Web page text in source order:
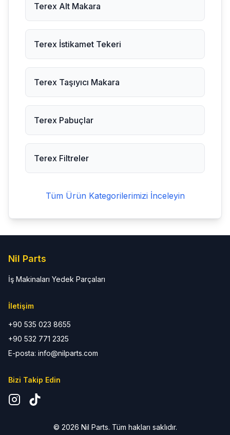
Terex Alt Makara
Terex İstikamet Tekeri
Terex Taşıyıcı Makara
Terex Pabuçlar
Terex Filtreler
Tüm Ürün Kategorilerimizi İnceleyin
Nil Parts
İş Makinaları Yedek Parçaları
İletişim
+90 535 023 8655
+90 532 771 2325
E-posta: info@nilparts.com
Bizi Takip Edin
© 2026 Nil Parts. Tüm hakları saklıdır.